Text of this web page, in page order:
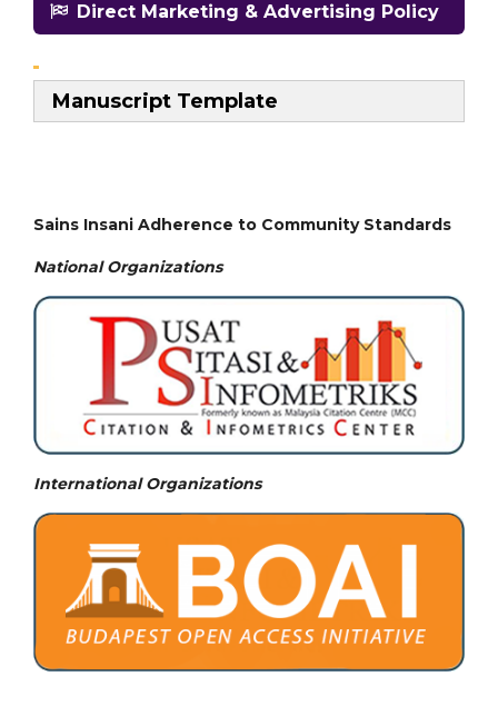
Direct Marketing & Advertising Policy
Manuscript Template
Sains Insani Adherence to Community Standards
National Organizations
International Organizations